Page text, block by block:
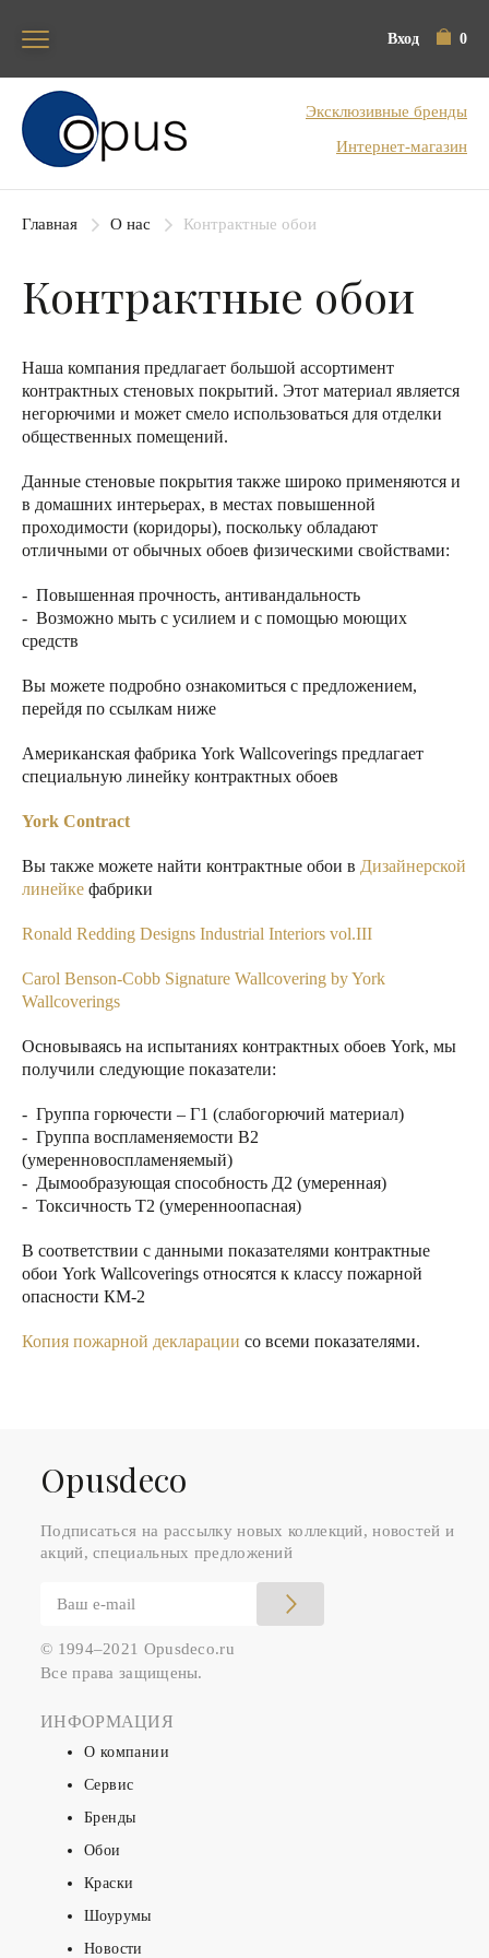
Вход 0
Блок поиска
Эксклюзивные бренды
Интернет-магазин
Главная О нас Контрактные обои
Контрактные обои
Наша компания предлагает большой ассортимент
контрактных стеновых покрытий. Этот материал является
негорючими и может смело использоваться для отделки
общественных помещений.
Данные стеновые покрытия также широко применяются и
в домашних интерьерах, в местах повышенной
проходимости (коридоры), поскольку обладают
отличными от обычных обоев физическими свойствами:
- Повышенная прочность, антивандальность
- Возможно мыть с усилием и с помощью моющих
средств
Вы можете подробно ознакомиться с предложением,
перейдя по ссылкам ниже
Американская фабрика York Wallcoverings предлагает
специальную линейку контрактных обоев
York Contract
Вы также можете найти контрактные обои в Дизайнерской
линейке фабрики
Ronald Redding Designs Industrial Interiors vol.III
Carol Benson-Cobb Signature Wallcovering by York
Wallcoverings
Основываясь на испытаниях контрактных обоев York, мы
получили следующие показатели:
- Группа горючести – Г1 (слабогорючий материал)
- Группа воспламеняемости В2
(умеренновоспламеняемый)
- Дымообразующая способность Д2 (умеренная)
- Токсичность Т2 (умеренноопасная)
В соответствии с данными показателями контрактные
обои York Wallcoverings относятся к классу пожарной
опасности КМ-2
Копия пожарной декларации со всеми показателями.
Оpusdeco
Подписаться на рассылку новых коллекций, новостей и
акций, специальных предложений
© 1994–2021 Opusdeco.ru
Все права защищены.
ИНФОРМАЦИЯ
О компании
Сервис
Бренды
Обои
Краски
Шоурумы
Новости